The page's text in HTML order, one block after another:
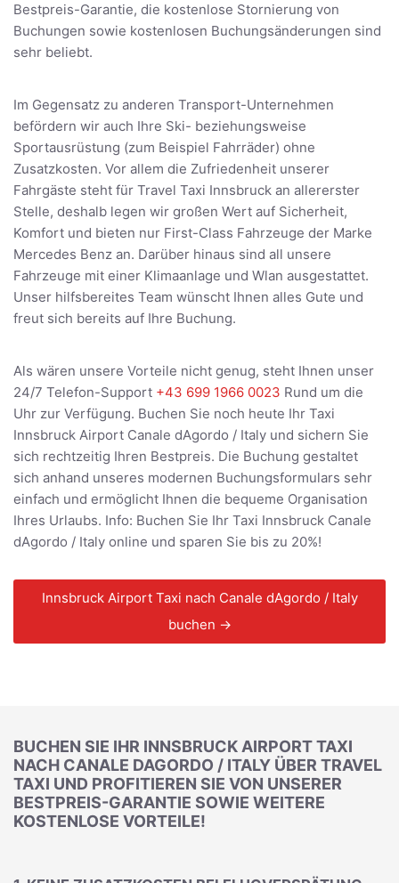
Bestpreis-Garantie, die kostenlose Stornierung von
Buchungen sowie kostenlosen Buchungsänderungen sind
sehr beliebt.
Im Gegensatz zu anderen Transport-Unternehmen
befördern wir auch Ihre Ski- beziehungsweise
Sportausrüstung (zum Beispiel Fahrräder) ohne
Zusatzkosten. Vor allem die Zufriedenheit unserer
Fahrgäste steht für Travel Taxi Innsbruck an allererster
Stelle, deshalb legen wir großen Wert auf Sicherheit,
Komfort und bieten nur First-Class Fahrzeuge der Marke
Mercedes Benz an. Darüber hinaus sind all unsere
Fahrzeuge mit einer Klimaanlage und Wlan ausgestattet.
Unser hilfsbereites Team wünscht Ihnen alles Gute und
freut sich bereits auf Ihre Buchung.
Als wären unsere Vorteile nicht genug, steht Ihnen unser
24/7 Telefon-Support +43 699 1966 0023 Rund um die
Uhr zur Verfügung. Buchen Sie noch heute Ihr Taxi
Innsbruck Airport Canale dAgordo / Italy und sichern Sie
sich rechtzeitig Ihren Bestpreis. Die Buchung gestaltet
sich anhand unseres modernen Buchungsformulars sehr
einfach und ermöglicht Ihnen die bequeme Organisation
Ihres Urlaubs. Info: Buchen Sie Ihr Taxi Innsbruck Canale
dAgordo / Italy online und sparen Sie bis zu 20%!
Innsbruck Airport Taxi nach Canale dAgordo / Italy
buchen →
BUCHEN SIE IHR INNSBRUCK AIRPORT TAXI
NACH CANALE DAGORDO / ITALY ÜBER TRAVEL
TAXI UND PROFITIEREN SIE VON UNSERER
BESTPREIS-GARANTIE SOWIE WEITERE
KOSTENLOSE VORTEILE!